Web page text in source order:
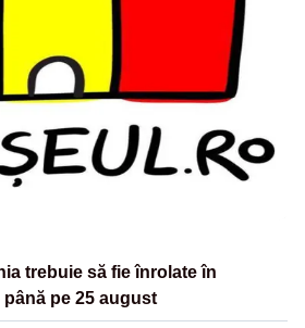
trebuie să fie înrolate în
pe 25 august